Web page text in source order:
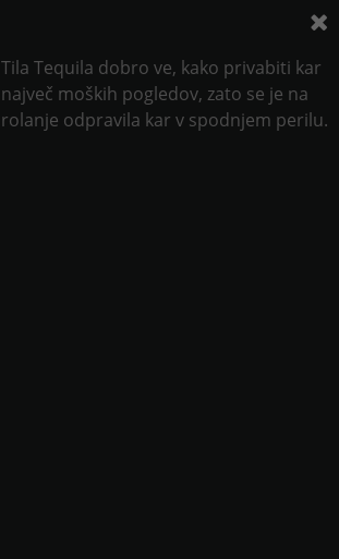
Tila Tequila dobro ve, kako privabiti kar
največ moških pogledov, zato se je na
rolanje odpravila kar v spodnjem perilu.